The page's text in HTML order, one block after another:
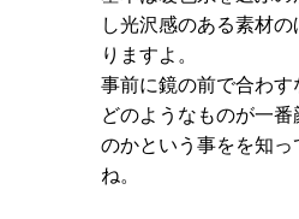
し光沢感のある素材
りますよ。
事前に鏡の前で合わ
どのようなものが一
のかという事をを知
ね。